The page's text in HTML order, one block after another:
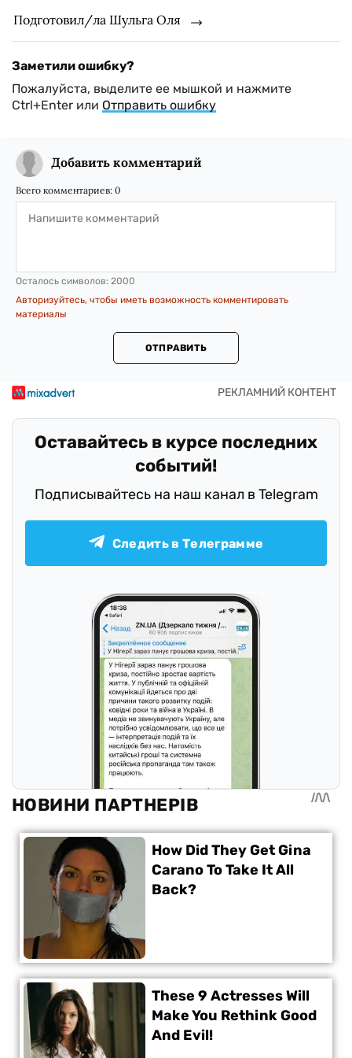
Подготовил/ла Шульга Оля
Заметили ошибку?
Пожалуйста, выделите ее мышкой и нажмите
Ctrl+Enter или Отправить ошибку
Добавить комментарий
Всего комментариев: 0
Осталось символов: 2000
Авторизуйтесь, чтобы иметь возможность комментировать
материалы
ОТПРАВИТЬ
Оставайтесь в курсе последних
событий!
Подписывайтесь на наш канал в Telegram
Следить в Телеграмме